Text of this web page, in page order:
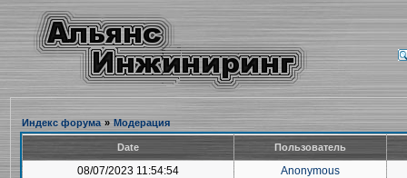
Индекс форума » Модерация
Date Пользователь
08/07/2023 11:54:54
Anonymous